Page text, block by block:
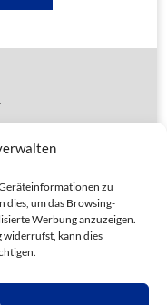
zu
um das Browsing-
Werbung anzuzeigen.
widerrufst, kann dies